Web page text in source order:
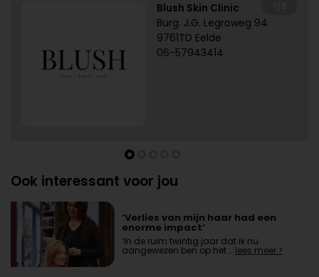
Blush Skin Clinic
Burg. J.G. Legroweg 94
9761TD Eelde
06-57943414
Ook interessant voor jou
‘Verlies van mijn haar had een
enorme impact’
‘In de ruim twintig jaar dat ik nu
aangewezen ben op het … lees meer >